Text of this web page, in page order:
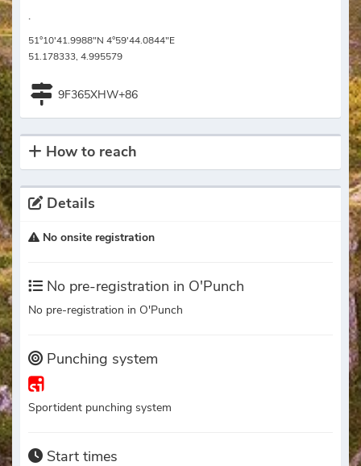
.
51°10'41.9988"N 4°59'44.0844"E
51.178333, 4.995579
9F365XHW+86
How to reach
Details
No onsite registration
No pre-registration in O'Punch
No pre-registration in O'Punch
Punching system
Sportident punching system
Start times